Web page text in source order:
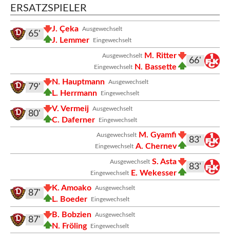
ERSATZSPIELER
Ausgewechselt
J. Çeka
Eingewechselt
J. Lemmer
65'
66'
Ausgewechselt M. Ritter
Eingewechselt N. Bassette
Ausgewechselt
N. Hauptmann
Eingewechselt
L. Herrmann
79'
Ausgewechselt
V. Vermeij
Eingewechselt
C. Daferner
80'
83'
Ausgewechselt M. Gyamfi
Eingewechselt A. Chernev
83'
Ausgewechselt S. Asta
Eingewechselt E. Wekesser
Ausgewechselt
K. Amoako
Eingewechselt
L. Boeder
87'
Ausgewechselt
B. Bobzien
Eingewechselt
N. Fröling
87'